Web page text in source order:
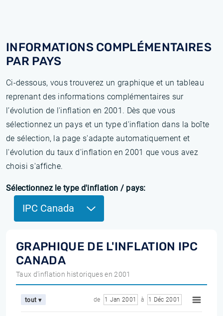
INFORMATIONS COMPLÉMENTAIRES
PAR PAYS
Ci-dessous, vous trouverez un graphique et un tableau
reprenant des informations complémentaires sur
l’évolution de l'inflation en 2001. Dès que vous
sélectionnez un pays et un type d'inflation dans la boîte
de sélection, la page s'adapte automatiquement et
l'évolution du taux d'inflation en 2001 que vous avez
choisi s'affiche.
Sélectionnez le type d'inflation / pays:
IPC Canada
GRAPHIQUE DE L'INFLATION IPC
CANADA
Taux d'inflation historiques en 2001
tout ▾ de 1 Jan 2001 à 1 Déc 2001